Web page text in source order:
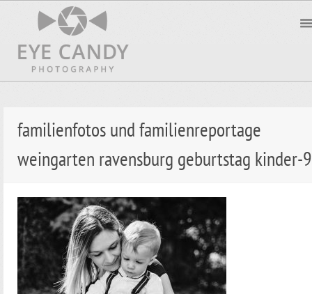
familienfotos und familienreportage
weingarten ravensburg geburtstag kinder-9